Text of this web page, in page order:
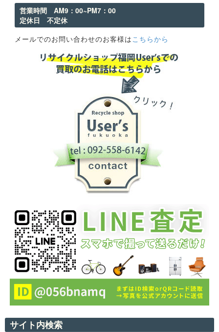
営業時間 AM9：00~PM7：00
定休日 不定休
メールでのお問い合わせのお客様は こちらから
サイト内検索